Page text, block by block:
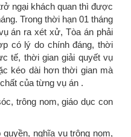
ngại khách quan thì được
Trong thời hạn 01 tháng
án ra xét xử, Tòa án phải
có lý do chính đáng, thời
tế, thời gian giải quyết vụ
kéo dài hơn thời gian mà
của từng vụ án .
trông nom, giáo dục con
nghĩa vụ trông nom,